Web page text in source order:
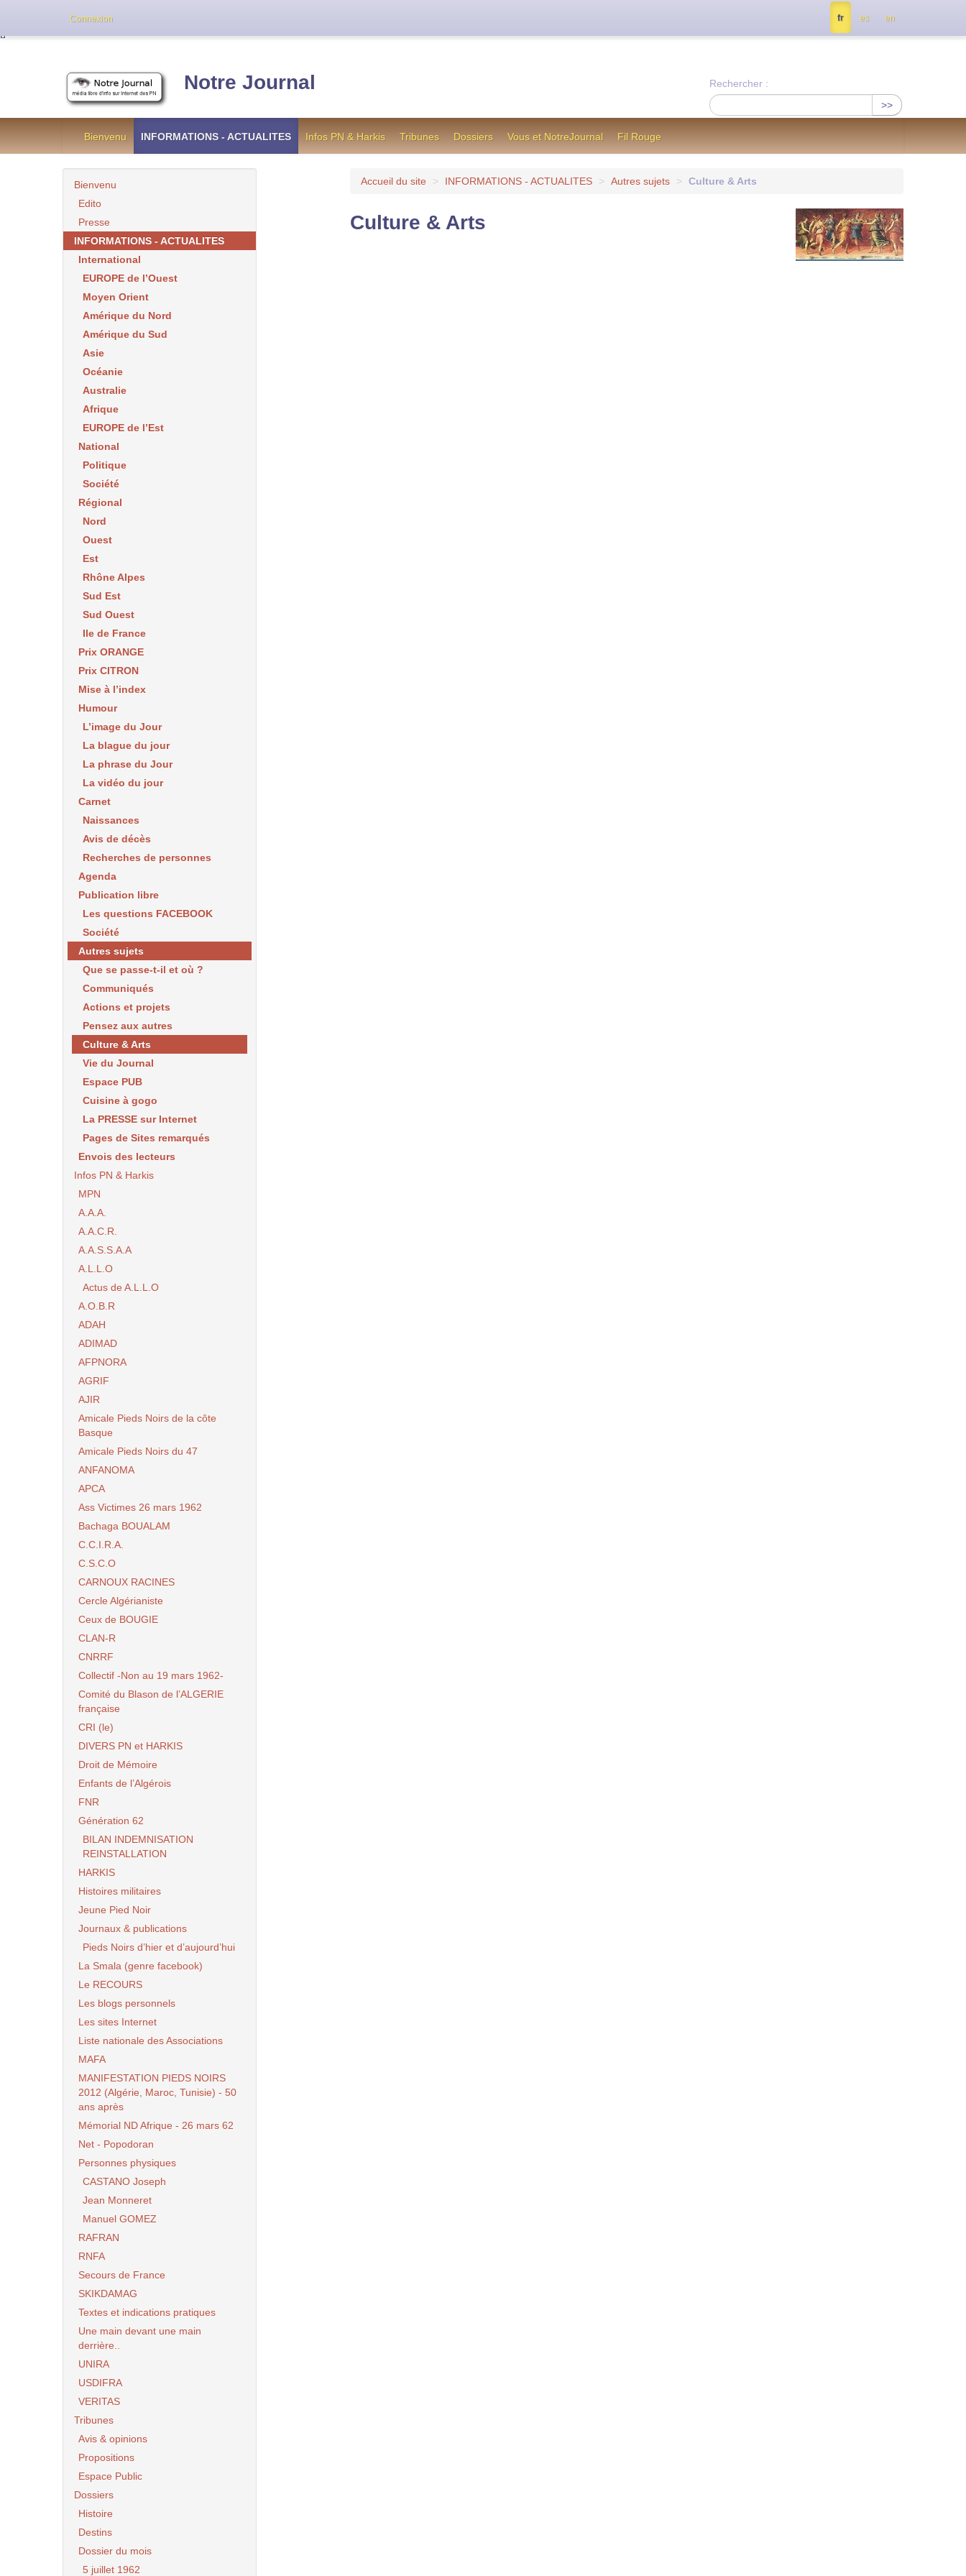
Notre Journal
Rechercher :
>>
Bienvenu INFORMATIONS - ACTUALITES Infos PN & Harkis Tribunes Dossiers Vous et NotreJournal Fil Rouge
Accueil du site > INFORMATIONS - ACTUALITES > Autres sujets > Culture & Arts
Culture & Arts
Bienvenu
Edito
Presse
INFORMATIONS - ACTUALITES
International
EUROPE de l’Ouest
Moyen Orient
Amérique du Nord
Amérique du Sud
Asie
Océanie
Australie
Afrique
EUROPE de l’Est
National
Politique
Société
Régional
Nord
Ouest
Est
Rhône Alpes
Sud Est
Sud Ouest
Ile de France
Prix ORANGE
Prix CITRON
Mise à l’index
Humour
L’image du Jour
La blague du jour
La phrase du Jour
La vidéo du jour
Carnet
Naissances
Avis de décès
Recherches de personnes
Agenda
Publication libre
Les questions FACEBOOK
Société
Autres sujets
Que se passe-t-il et où ?
Communiqués
Actions et projets
Pensez aux autres
Culture & Arts
Vie du Journal
Espace PUB
Cuisine à gogo
La PRESSE sur Internet
Pages de Sites remarqués
Envois des lecteurs
Infos PN & Harkis
MPN
A.A.A.
A.A.C.R.
A.A.S.S.A.A
A.L.L.O
Actus de A.L.L.O
A.O.B.R
ADAH
ADIMAD
AFPNORA
AGRIF
AJIR
Amicale Pieds Noirs de la côte
Basque
Amicale Pieds Noirs du 47
ANFANOMA
APCA
Ass Victimes 26 mars 1962
Bachaga BOUALAM
C.C.I.R.A.
C.S.C.O
CARNOUX RACINES
Cercle Algérianiste
Ceux de BOUGIE
CLAN-R
CNRRF
Collectif -Non au 19 mars 1962-
Comité du Blason de l’ALGERIE
française
CRI (le)
DIVERS PN et HARKIS
Droit de Mémoire
Enfants de l’Algérois
FNR
Génération 62
BILAN INDEMNISATION
REINSTALLATION
HARKIS
Histoires militaires
Jeune Pied Noir
Journaux & publications
Pieds Noirs d’hier et d’aujourd’hui
La Smala (genre facebook)
Le RECOURS
Les blogs personnels
Les sites Internet
Liste nationale des Associations
MAFA
MANIFESTATION PIEDS NOIRS
2012 (Algérie, Maroc, Tunisie) - 50
ans après
Mémorial ND Afrique - 26 mars 62
Net - Popodoran
Personnes physiques
CASTANO Joseph
Jean Monneret
Manuel GOMEZ
RAFRAN
RNFA
Secours de France
SKIKDAMAG
Textes et indications pratiques
Une main devant une main
derrière..
UNIRA
USDIFRA
VERITAS
Tribunes
Avis & opinions
Propositions
Espace Public
Dossiers
Histoire
Destins
Dossier du mois
5 juillet 1962
Connexion fr es en
Cette version de NotreJournal représente l’ancienne formule utilisée jusqu’en octobre 2012, en cas de difficultés, contactez nous à info@notrejournal.info !